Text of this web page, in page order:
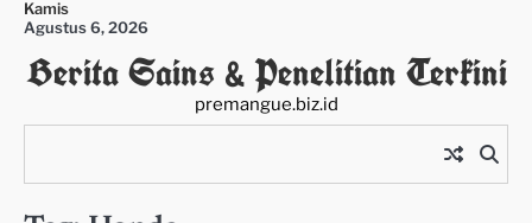
Skip
content
Kamis
Agustus 6, 2026
Berita Sains & Penelitian Terkini
premangue.biz.id